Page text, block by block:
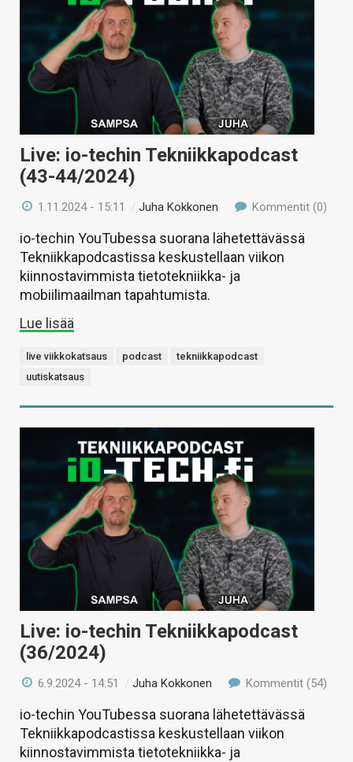
Live: io-techin Tekniikkapodcast
(43-44/2024)
1.11.2024 - 15:11 /Juha Kokkonen Kommentit (0)
io-techin YouTubessa suorana lähetettävässä
Tekniikkapodcastissa keskustellaan viikon
kiinnostavimmista tietotekniikka- ja
mobiilimaailman tapahtumista.
Lue lisää
live viikkokatsaus podcast
tekniikkapodcast
uutiskatsaus
Live: io-techin Tekniikkapodcast
(36/2024)
6.9.2024 - 14:51 /Juha Kokkonen Kommentit (54)
io-techin YouTubessa suorana lähetettävässä
Tekniikkapodcastissa keskustellaan viikon
kiinnostavimmista tietotekniikka- ja